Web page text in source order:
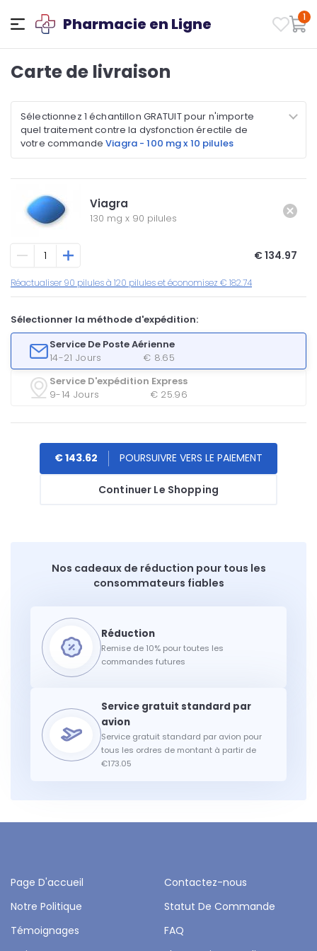
Pharmacie en Ligne 1
Carte de livraison
Sélectionnez 1 échantillon GRATUIT pour n'importe
quel traitement contre la dysfonction érectile de
votre commandeViagra - 100 mg x 10 pilules
Viagra
130 mg x 90 pilules
€ 134.97
Réactualiser 90 pilules à 120 pilules et économisez € 182.74
Sélectionner la méthode d'expédition:
Service De Poste Aérienne
14-21 Jours
€ 8.65
Service D'expédition Express
9-14 Jours
€ 25.96
Continuer Le Shopping
€ 143.62
Nos cadeaux de réduction pour tous les
consommateurs fiables
Remise de 10% pour toutes les
commandes futures
Service gratuit standard par avion pour
tous les ordres de montant à partir de
€173.05
Page D'accueil
Contactez-nous
Notre Politique
Statut De Commande
Témoignages
FAQ